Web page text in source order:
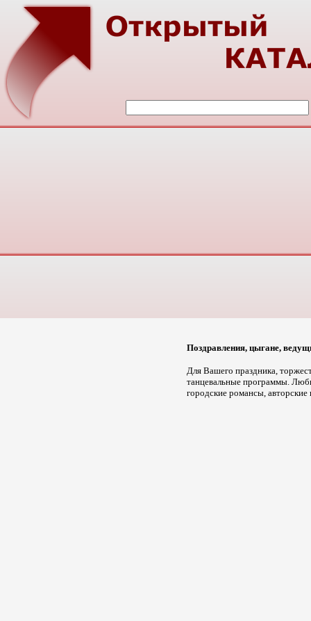
Поздравления, цыгане,
Для Вашего праздника,
танцевальные программы.
городские романсы,